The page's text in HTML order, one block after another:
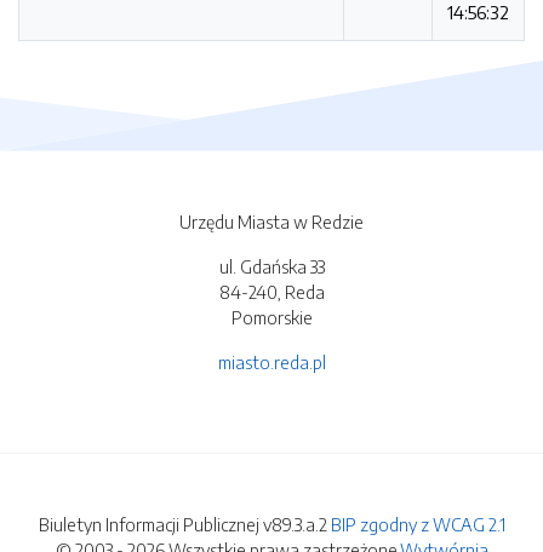
14:56:32
Urzędu Miasta w Redzie
ul. Gdańska 33
84-240, Reda
Pomorskie
miasto.reda.pl
Biuletyn Informacji Publicznej v89.3.a.2 BIP zgodny z WCAG 2.1